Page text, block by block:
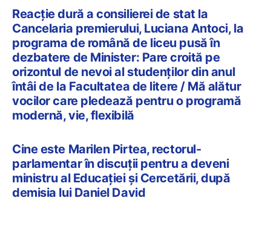
Reacție dură a consilierei de stat la
Cancelaria premierului, Luciana Antoci, la
programa de română de liceu pusă în
dezbatere de Minister: Pare croită pe
orizontul de nevoi al studenților din anul
întâi de la Facultatea de litere / Mă alătur
vocilor care pledează pentru o programă
modernă, vie, flexibilă
Cine este Marilen Pirtea, rectorul-
parlamentar în discuții pentru a deveni
ministru al Educației și Cercetării, după
demisia lui Daniel David